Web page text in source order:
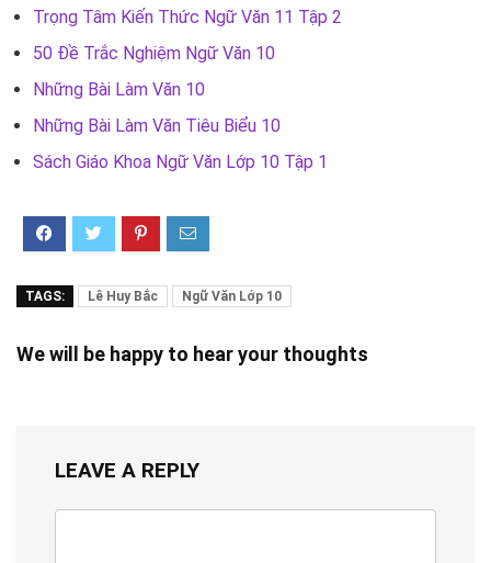
Trọng Tâm Kiến Thức Ngữ Văn 11 Tập 2
50 Đề Trắc Nghiệm Ngữ Văn 10
Những Bài Làm Văn 10
Những Bài Làm Văn Tiêu Biểu 10
Sách Giáo Khoa Ngữ Văn Lớp 10 Tập 1
TAGS: Lê Huy Bắc Ngữ Văn Lớp 10
We will be happy to hear your thoughts
LEAVE A REPLY